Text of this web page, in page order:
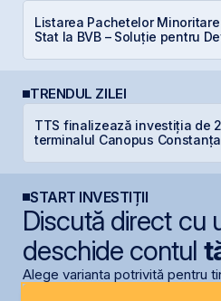
Listarea Pachetelor
Stat la BVB – Soluție pentru
TRENDUL ZILEI
TTS finalizează investiția de
terminalul Canopus Constanța
START INVESTIȚII
Discută direct cu
deschide contul
Alege varianta potrivită pentru